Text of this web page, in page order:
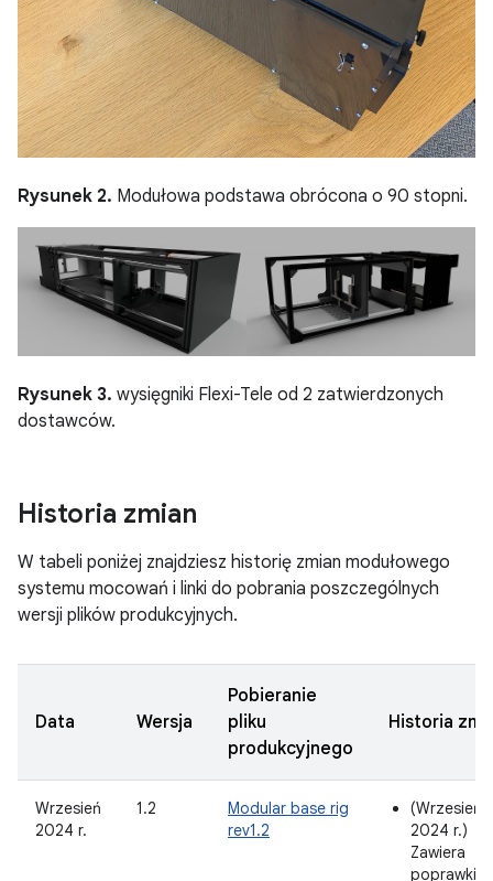
Rysunek 2. Modułowa podstawa obrócona o 90 stopni.
Rysunek 3. wysięgniki Flexi-Tele od 2 zatwierdzonych
dostawców.
Historia zmian
W tabeli poniżej znajdziesz historię zmian modułowego
systemu mocowań i linki do pobrania poszczególnych
wersji plików produkcyjnych.
Data Wersja
Pobieranie
pliku
produkcyjnego
Historia
Wrzesień
2024 r.
1.2
Modular base rig
rev1.2
(Wrzesień
2024 r.)
Zawiera
poprawki